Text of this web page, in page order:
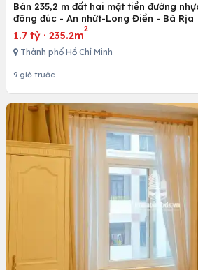
Bán 235,2 m đất hai mặt tiền đường
đông đúc - An nhứt-Long Điền - Bà Rịa
1.7 tỷ · 235.2m
2
Thành phố Hồ Chí Minh
9 giờ trước